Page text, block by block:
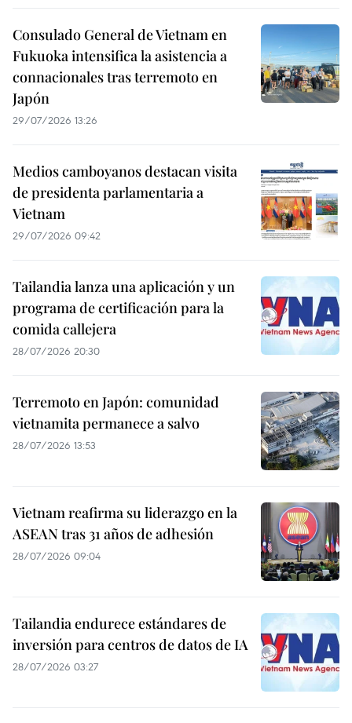
Consulado General de Vietnam en
Fukuoka intensifica la asistencia a
connacionales tras terremoto en
Japón
29/07/2026 13:26
Medios camboyanos destacan visita
de presidenta parlamentaria a
Vietnam
29/07/2026 09:42
Tailandia lanza una aplicación y un
programa de certificación para la
comida callejera
28/07/2026 20:30
Terremoto en Japón: comunidad
vietnamita permanece a salvo
28/07/2026 13:53
Vietnam reafirma su liderazgo en la
ASEAN tras 31 años de adhesión
28/07/2026 09:04
Tailandia endurece estándares de
inversión para centros de datos de IA
28/07/2026 03:27